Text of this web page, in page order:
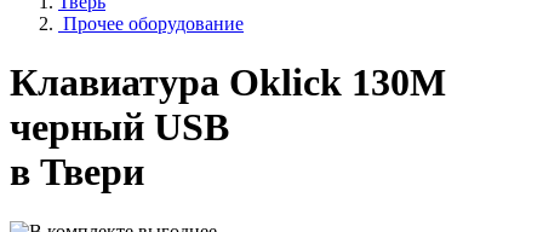
Прочее оборудование
Клавиатура Oklick 130M
черный USB
в Твери